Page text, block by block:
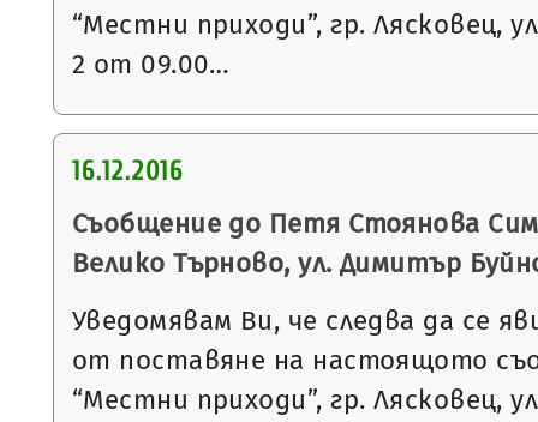
“Местни приходи”, гр. Лясковец,
2 от 09.00…
16.12.2016
Съобщение до Петя Стоянова
Велико Търново, ул. Димитър
Уведомявам Ви, че следва да се
от поставяне на настоящото
“Местни приходи”, гр. Лясковец,